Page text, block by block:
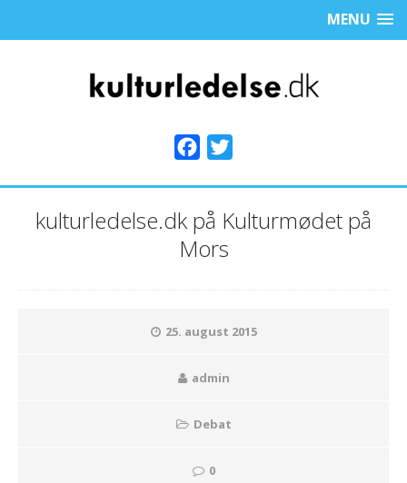
MENU
e
b
k
t
kulturledelse.dk på Kulturmødet på
Mors
25. august 2015
admin
Debat
0